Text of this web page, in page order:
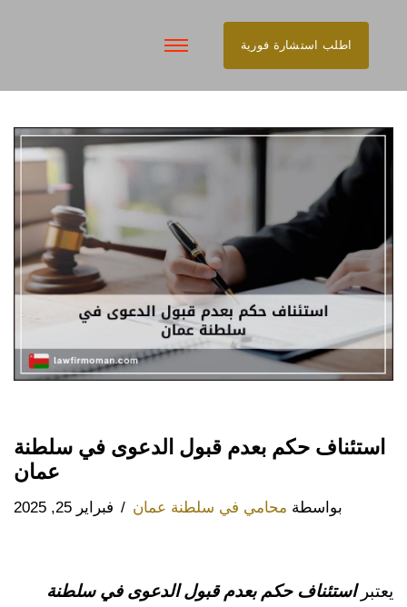
تخطىاطلب استشارة فورية
استئناف حكم بعدم قبول الدعوى في سلطنة
عمان
بواسطة محامي في سلطنة عمان فبراير 25, 2025
يعتبراستئناف حكم بعدم قبول الدعوى في سلطنة